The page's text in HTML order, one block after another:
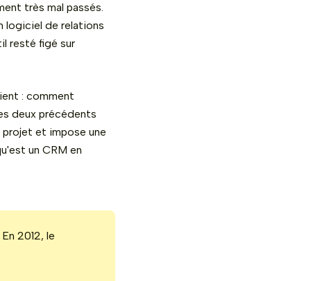
très mal passés.
logiciel de relations
resté figé sur
: comment
deux précédents
projet et impose une
un CRM en
2012, le